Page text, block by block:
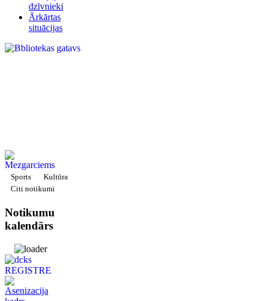
dzīvnieki
Ārkārtas
situācijas
Sports
Kultūra
Citi notikumi
Notikumu
kalendārs